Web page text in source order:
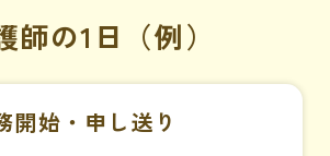
師の1日（例）
開始・申し送り